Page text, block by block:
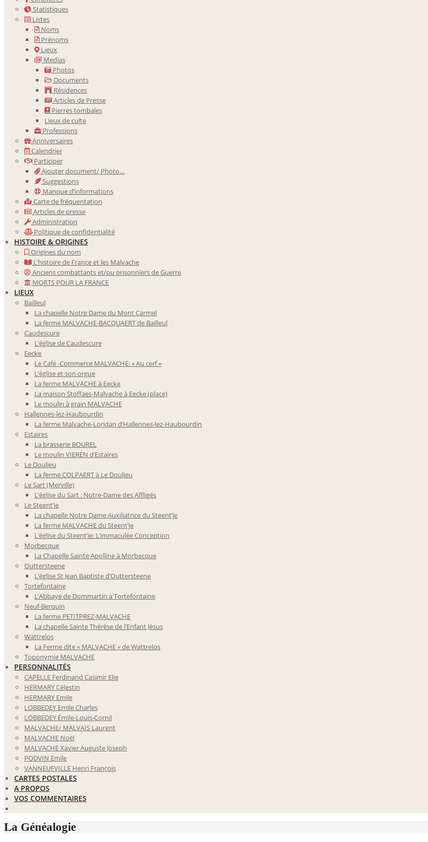
Statistiques
Listes
Noms
Prénoms
Lieux
Medias
Photos
Documents
Résidences
Articles de Presse
Pierres tombales
Lieux de culte
Professions
Anniversaires
Calendrier
Participer
Ajouter document/ Photo…
Suggestions
Manque d’informations
Carte de fréquentation
Articles de presse
Administration
Politique de confidentialité
HISTOIRE & ORIGINES
Origines du nom
L’histoire de France et les Malvache
Anciens combattants et/ou prisonniers de Guerre
MORTS POUR LA FRANCE
LIEUX
Bailleul
La chapelle Notre Dame du Mont Carmel
La ferme MALVACHE-BACQUAERT de Bailleul
Caudescure
L’église de Caudescure
Eecke
Le Café -Commerce MALVACHE: « Au cerf »
L’église et son orgue
La ferme MALVACHE à Eecke
La maison Stoffaes-Malvache à Eecke (place)
Le moulin à grain MALVACHE
Hallennes-lez-Haubourdin
La ferme Malvache-Loridan d’Hallennes-lez-Haubourdin
Estaires
La brasserie BOUREL
Le moulin VIEREN d’Estaires
Le Doulieu
La ferme COLPAERT à Le Doulieu
Le Sart (Merville)
L’église du Sart : Notre-Dame des Affligés
Le Steent’je
La chapelle Notre Dame Auxiliatrice du Steent’je
La ferme MALVACHE du Steent’je
L’église du Steent’je: L’immaculée Conception
Morbecque
La Chapelle Sainte Apolline à Morbecque
Outtersteene
L’église St Jean Baptiste d’Outtersteene
Tortefontaine
L’Abbaye de Dommartin à Tortefontaine
Neuf-Berquin
La ferme PETITPREZ-MALVACHE
La chapelle Sainte Thérèse de l’Enfant Jésus
Wattrelos
La Ferme dite « MALVACHE » de Wattrelos
Toponymie MALVACHE
PERSONNALITÉS
CAPELLE Ferdinand Casimir Elie
HERMARY Célestin
HERMARY Emile
LOBBEDEY Emile Charles
LOBBEDEY Émile-Louis-Cornil
MALVACHE/ MALVAIS Laurent
MALVACHE Noël
MALVACHE Xavier Auguste Joseph
PODVIN Emile
VANNEUFVILLE Henri François
CARTES POSTALES
A PROPOS
VOS COMMENTAIRES
La Généalogie